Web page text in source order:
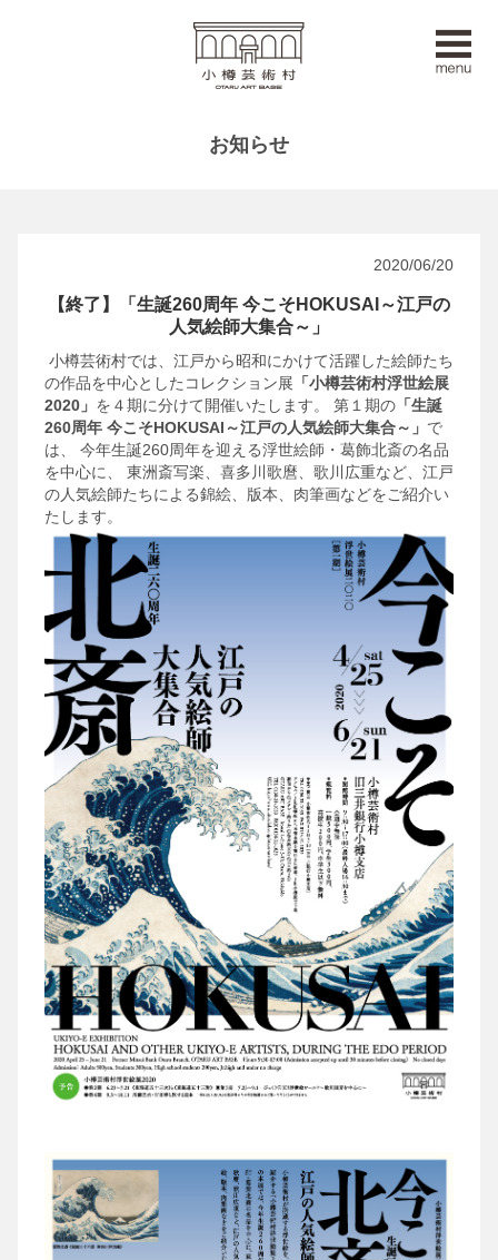
お知らせ
2020/06/20
【終了】「生誕260周年 今こそHOKUSAI～江戸の
人気絵師大集合～」
小樽芸術村では、江戸から昭和にかけて活躍した絵師たち
の作品を中心としたコレクション展 「小樽芸術村浮世絵展
2020」 を４期に分けて開催いたします。 第１期の 「生誕
260周年 今こそHOKUSAI～江戸の人気絵師大集合～」 で
は、
今年生誕260周年を迎える浮世絵師・葛飾北斎の名品
を中心に、
東洲斎写楽、喜多川歌麿、歌川広重など、江戸
の人気絵師たちによる錦絵、版本、肉筆画などをご紹介い
たします。